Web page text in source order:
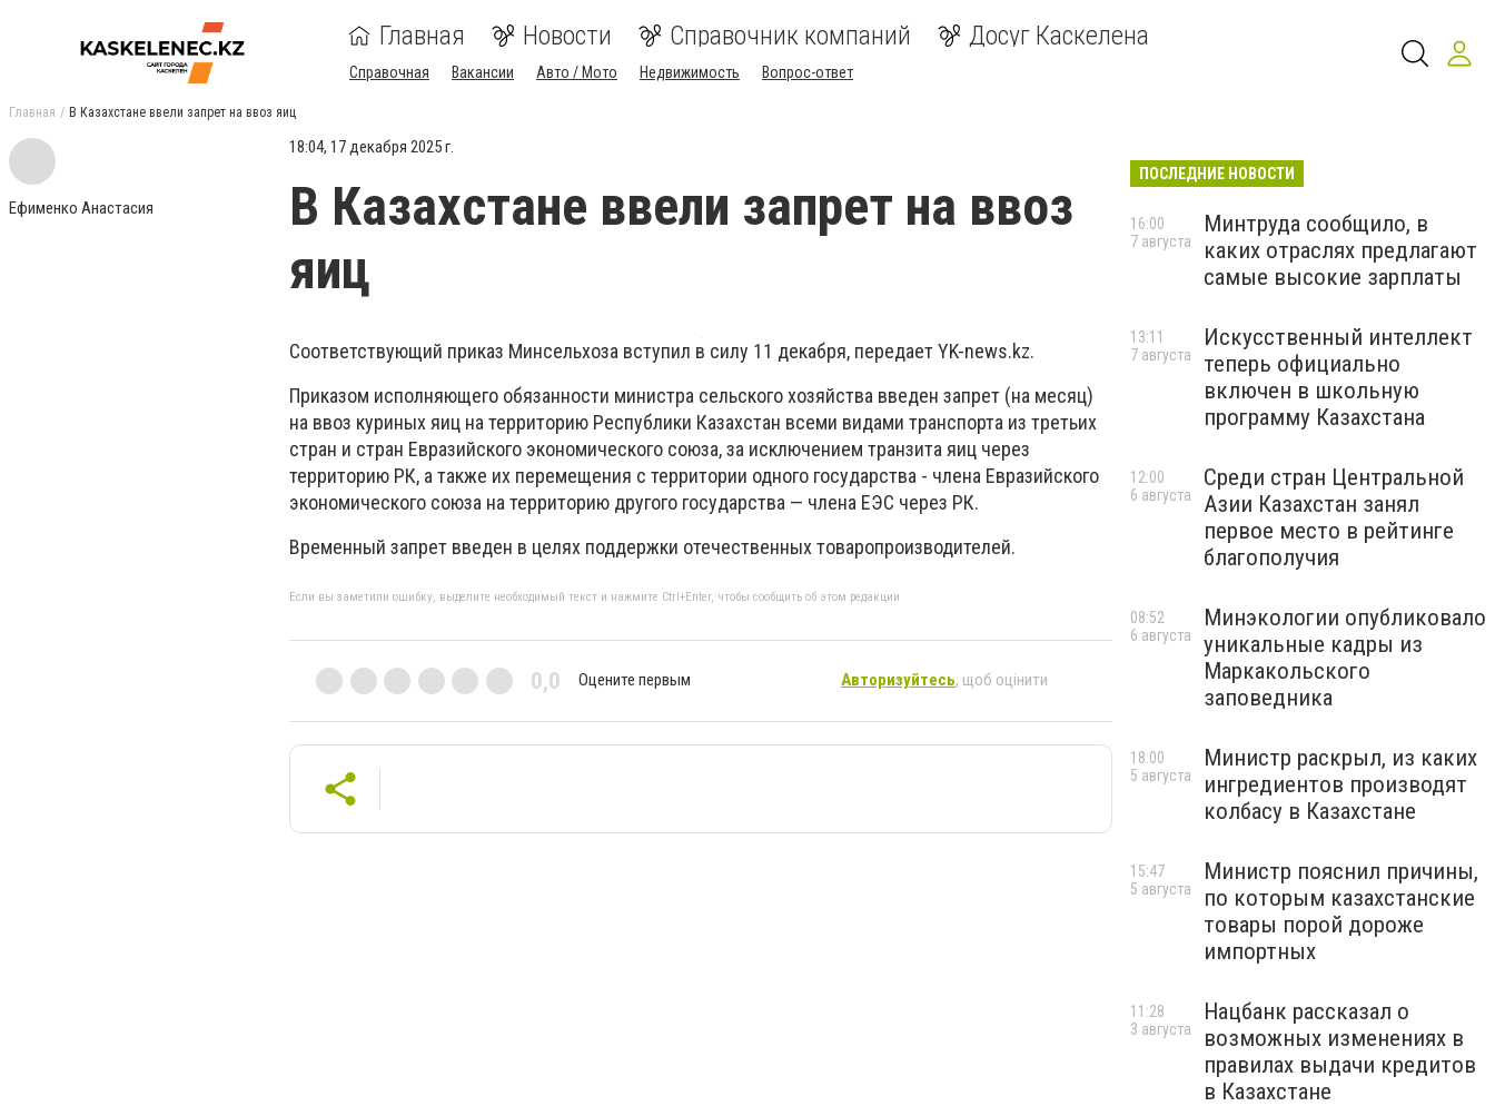
Главная Новости Справочник компаний Досуг Каскелена
Справочная Вакансии Авто / Мото Недвижимость Вопрос-ответ
Главная В Казахстане ввели запрет на ввоз яиц
Ефименко Анастасия
18:04, 17 декабря 2025 г.
В Казахстане ввели запрет на ввоз
яиц
Соответствующий приказ Минсельхоза вступил в силу 11 декабря, передает YK-news.kz.
Приказом исполняющего обязанности министра сельского хозяйства введен запрет (на месяц)
на ввоз куриных яиц на территорию Республики Казахстан всеми видами транспорта из третьих
стран и стран Евразийского экономического союза, за исключением транзита яиц через
территорию РК, а также их перемещения с территории одного государства - члена Евразийского
экономического союза на территорию другого государства — члена ЕЭС через РК.
Временный запрет введен в целях поддержки отечественных товаропроизводителей.
Если вы заметили ошибку, выделите необходимый текст и нажмите Ctrl+Enter, чтобы сообщить об этом редакции
0,0 Оцените первым Авторизуйтесь, щоб оцінити
ПОСЛЕДНИЕ НОВОСТИ
Минтруда сообщило, в
каких отраслях предлагают
самые высокие зарплаты
16:00
7 августа
Искусственный интеллект
теперь официально
включен в школьную
программу Казахстана
13:11
7 августа
Среди стран Центральной
Азии Казахстан занял
первое место в рейтинге
благополучия
12:00
6 августа
Минэкологии опубликовало
уникальные кадры из
Маркакольского
заповедника
08:52
6 августа
Министр раскрыл, из каких
ингредиентов производят
колбасу в Казахстане
18:00
5 августа
Министр пояснил причины,
по которым казахстанские
товары порой дороже
импортных
15:47
5 августа
Нацбанк рассказал о
возможных изменениях в
правилах выдачи кредитов
в Казахстане
11:28
3 августа